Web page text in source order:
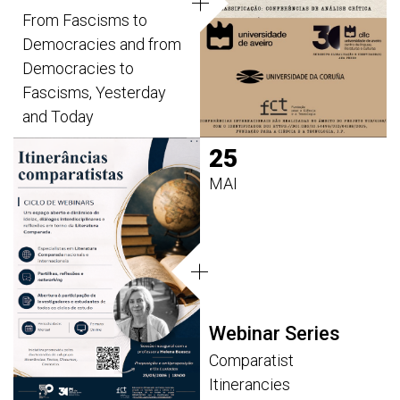
From Fascisms to
Democracies and from
Democracies to
Fascisms, Yesterday
and Today
25
MAI
Webinar Series
Comparatist
Itinerancies